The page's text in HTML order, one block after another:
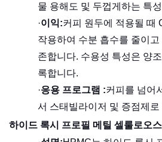
물 용해도 및 두껍게하는 특
·이익:커피 원두에 적용될 때
작용하여 수분 흡수를 줄이
존합니다. 수용성 특성은 양
록합니다.
·응용 프로그램 :커피를 넘어
서 스태빌라이저 및 증점제
하이드 록시 프로필 메틸 셀룰로오